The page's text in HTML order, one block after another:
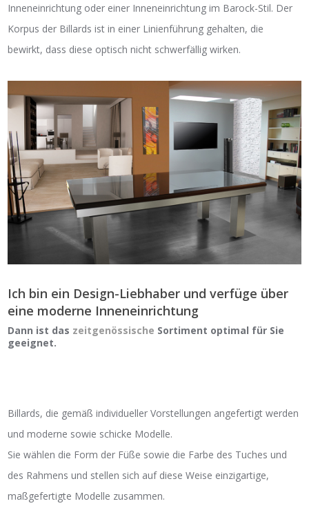
Inneneinrichtung oder einer Inneneinrichtung im Barock-Stil. Der
Korpus der Billards ist in einer Linienführung gehalten, die
bewirkt, dass diese optisch nicht schwerfällig wirken.
Ich bin ein Design-Liebhaber und verfüge über
eine moderne Inneneinrichtung
Dann ist das zeitgenössische Sortiment optimal für Sie
geeignet.
Billards, die gemäß individueller Vorstellungen angefertigt werden
und moderne sowie schicke Modelle.
Sie wählen die Form der Füße sowie die Farbe des Tuches und
des Rahmens und stellen sich auf diese Weise einzigartige,
maßgefertigte Modelle zusammen.